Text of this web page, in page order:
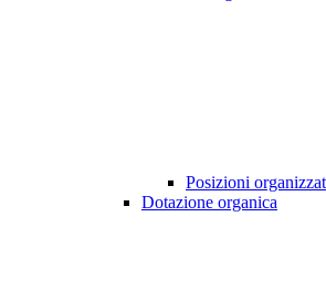
Posizioni
Dotazione organica